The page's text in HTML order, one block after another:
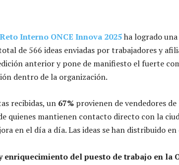
Reto Interno ONCE Innova 2025ha logrado
de 566 ideas enviadas por trabajadores y
anterior y pone de manifiesto el fuerte
dentro de la organización.
recibidas, un 67% provienen de vendedores
quienes mantienen contacto directo con la
en el día a día. Las ideas se han distribuido
del puesto de trabajo en la